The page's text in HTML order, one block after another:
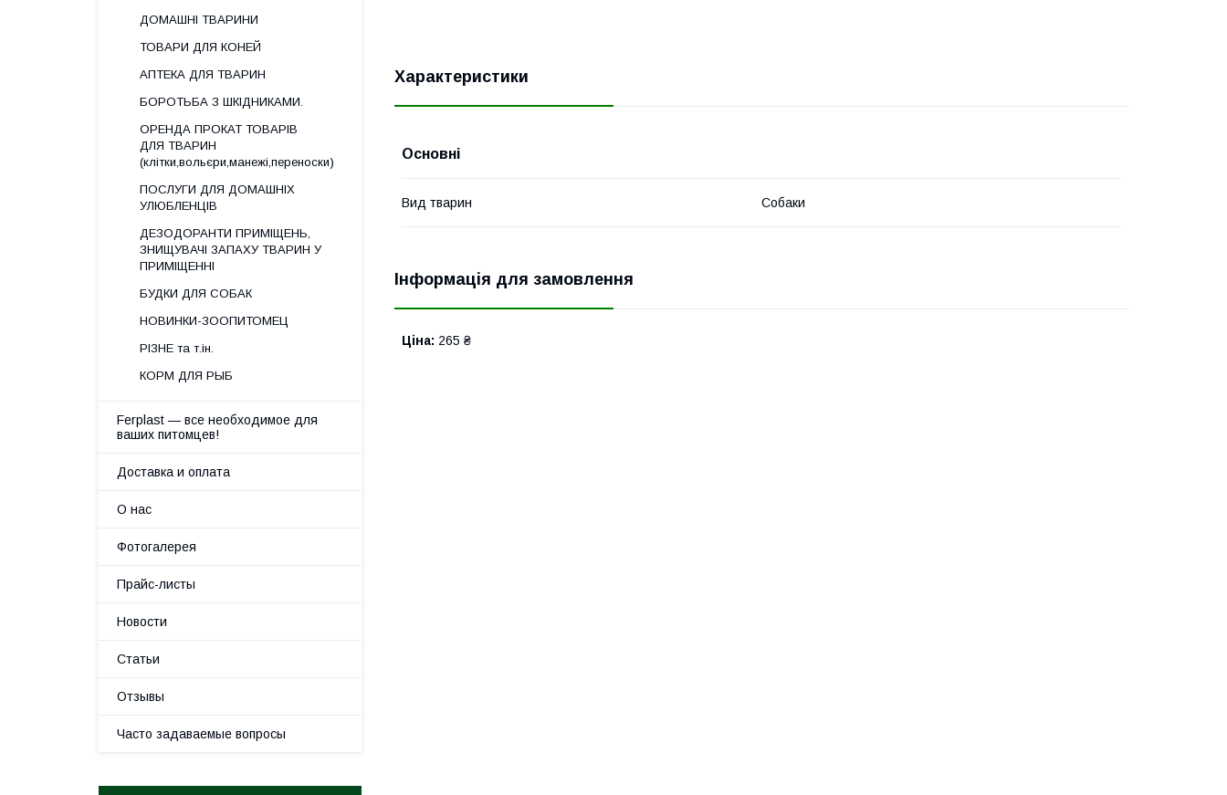
Характеристики
Основні
Вид тварин Собаки
Інформація для замовлення
Ціна: 265 ₴
ДОМАШНІ ТВАРИНИ
ТОВАРИ ДЛЯ КОНЕЙ
АПТЕКА ДЛЯ ТВАРИН
БОРОТЬБА З ШКІДНИКАМИ.
ОРЕНДА ПРОКАТ ТОВАРІВ
ДЛЯ ТВАРИН
(клітки,вольєри,манежі,переноски)
ПОСЛУГИ ДЛЯ ДОМАШНІХ
УЛЮБЛЕНЦІВ
ДЕЗОДОРАНТИ ПРИМІЩЕНЬ,
ЗНИЩУВАЧІ ЗАПАХУ ТВАРИН У
ПРИМІЩЕННІ
БУДКИ ДЛЯ СОБАК
НОВИНКИ-ЗООПИТОМЕЦ
РІЗНЕ та т.ін.
КОРМ ДЛЯ РЫБ
Ferplast — все необходимое для
ваших питомцев!
Доставка и оплата
О нас
Фотогалерея
Прайс-листы
Новости
Статьи
Отзывы
Часто задаваемые вопросы